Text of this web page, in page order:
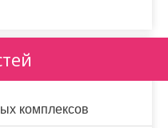
комплексов